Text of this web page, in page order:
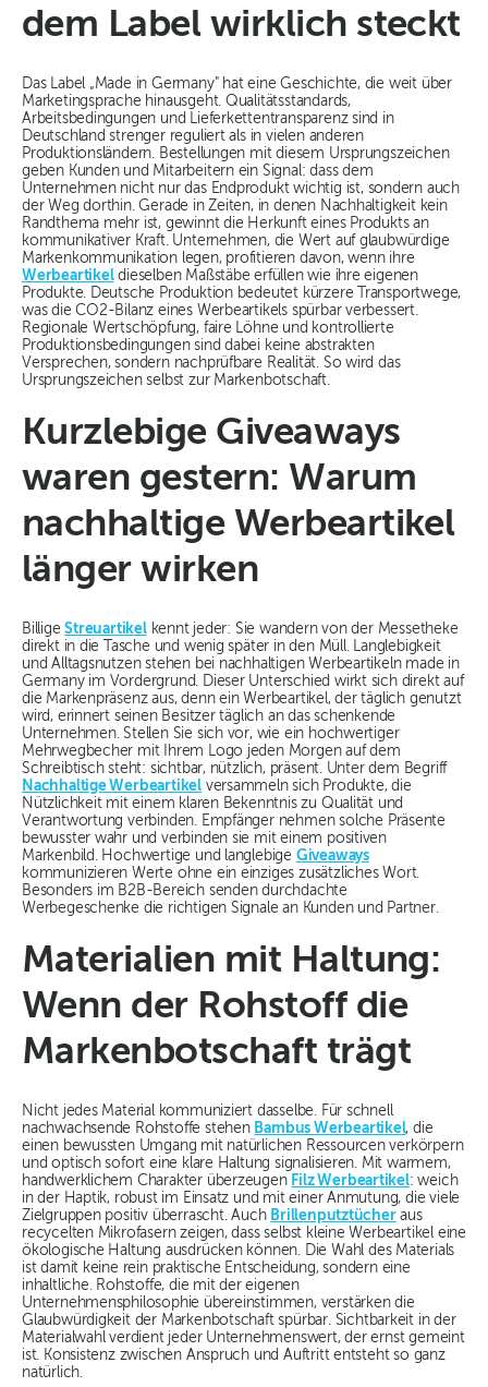
dem Label wirklich steckt
Das Label „Made in Germany" hat eine Geschichte, die weit über
Marketingsprache hinausgeht. Qualitätsstandards,
Arbeitsbedingungen und Lieferkettentransparenz sind in
Deutschland strenger reguliert als in vielen anderen
Produktionsländern. Bestellungen mit diesem Ursprungszeichen
geben Kunden und Mitarbeitern ein Signal: dass dem
Unternehmen nicht nur das Endprodukt wichtig ist, sondern auch
der Weg dorthin. Gerade in Zeiten, in denen Nachhaltigkeit kein
Randthema mehr ist, gewinnt die Herkunft eines Produkts an
kommunikativer Kraft. Unternehmen, die Wert auf glaubwürdige
Markenkommunikation legen, profitieren davon, wenn ihre
Werbeartikeldieselben Maßstäbe erfüllen wie ihre eigenen
Produkte. Deutsche Produktion bedeutet kürzere Transportwege,
was die CO2-Bilanz eines Werbeartikels spürbar verbessert.
Regionale Wertschöpfung, faire Löhne und kontrollierte
Produktionsbedingungen sind dabei keine abstrakten
Versprechen, sondern nachprüfbare Realität. So wird das
Ursprungszeichen selbst zur Markenbotschaft.
Kurzlebige Giveaways
waren gestern: Warum
nachhaltige Werbeartikel
länger wirken
BilligeStreuartikelkennt jeder: Sie wandern von der Messetheke
direkt in die Tasche und wenig später in den Müll. Langlebigkeit
und Alltagsnutzen stehen bei nachhaltigen Werbeartikeln made in
Germany im Vordergrund. Dieser Unterschied wirkt sich direkt auf
die Markenpräsenz aus, denn ein Werbeartikel, der täglich genutzt
wird, erinnert seinen Besitzer täglich an das schenkende
Unternehmen. Stellen Sie sich vor, wie ein hochwertiger
Mehrwegbecher mit Ihrem Logo jeden Morgen auf dem
Schreibtisch steht: sichtbar, nützlich, präsent. Unter dem Begriff
Nachhaltige Werbeartikelversammeln sich Produkte, die
Nützlichkeit mit einem klaren Bekenntnis zu Qualität und
Verantwortung verbinden. Empfänger nehmen solche Präsente
bewusster wahr und verbinden sie mit einem positiven
Markenbild. Hochwertige und langlebige Giveaways
kommunizieren Werte ohne ein einziges zusätzliches Wort.
Besonders im B2B-Bereich senden durchdachte
Werbegeschenke die richtigen Signale an Kunden und Partner.
Materialien mit Haltung:
Wenn der Rohstoff die
Markenbotschaft trägt
Nicht jedes Material kommuniziert dasselbe. Für schnell
nachwachsende Rohstoffe stehen Bambus Werbeartikel, die
einen bewussten Umgang mit natürlichen Ressourcen verkörpern
und optisch sofort eine klare Haltung signalisieren. Mit warmem,
handwerklichem Charakter überzeugen Filz Werbeartikel: weich
in der Haptik, robust im Einsatz und mit einer Anmutung, die viele
Zielgruppen positiv überrascht. Auch Brillenputztücheraus
recycelten Mikrofasern zeigen, dass selbst kleine Werbeartikel eine
ökologische Haltung ausdrücken können. Die Wahl des Materials
ist damit keine rein praktische Entscheidung, sondern eine
inhaltliche. Rohstoffe, die mit der eigenen
Unternehmensphilosophie übereinstimmen, verstärken die
Glaubwürdigkeit der Markenbotschaft spürbar. Sichtbarkeit in der
Materialwahl verdient jeder Unternehmenswert, der ernst gemeint
ist. Konsistenz zwischen Anspruch und Auftritt entsteht so ganz
natürlich.